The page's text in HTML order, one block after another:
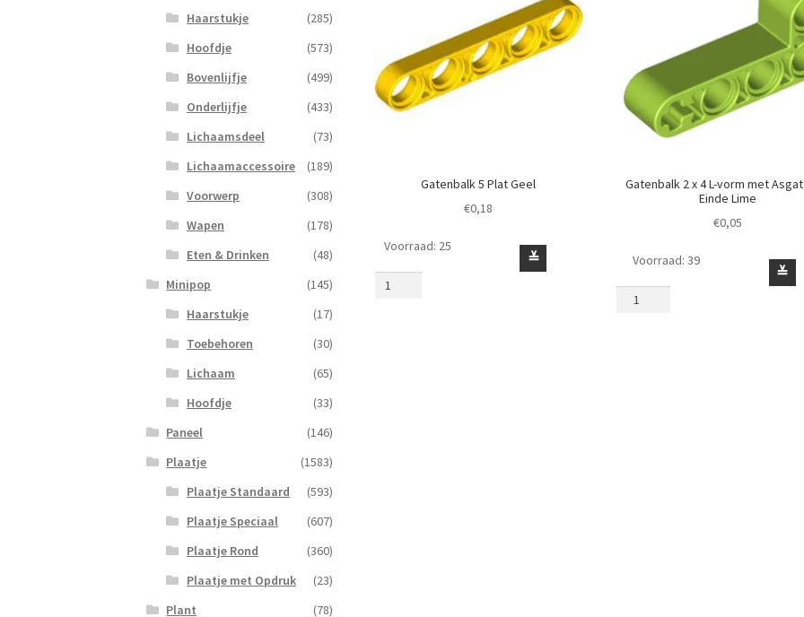
Gatenbalk 5 Plat Geel
€0,18
Gatenbalk
5
Plat
≚
Voorraad: 25
Gatenbalk 2 x 4 L-vorm met
Einde Lime
€0,05
Gatenbalk
2
≚
Voorraad: 39
Haarstukje
(285)
Hoofdje
(573)
Bovenlijfje
(499)
Onderlijfje
(433)
Lichaamsdeel
(73)
Lichaamaccessoire
(189)
Voorwerp
(308)
Wapen
(178)
Eten & Drinken
(48)
Minipop
(145)
Haarstukje
(17)
Toebehoren
(30)
Lichaam
(65)
Hoofdje
(33)
Paneel
(146)
Plaatje
(1583)
Plaatje Standaard
(593)
Plaatje Speciaal
(607)
Plaatje Rond
(360)
Plaatje met Opdruk
(23)
Plant
(78)